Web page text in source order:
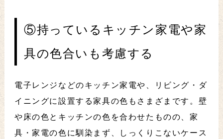
⑤持っているキッチン家電や家
具の色合いも考慮する
電子レンジなどのキッチン家電や、リビング・ダ
イニングに設置する家具の色もさまざまです。壁
や床の色とキッチンの色を合わせたものの、家
具・家電の色に馴染まず、しっくりこないケース